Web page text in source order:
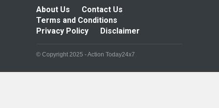
About Us
Contact Us
Terms and Conditions
Privacy Policy
Disclaimer
© Copyright 2025 - Action Today24x7